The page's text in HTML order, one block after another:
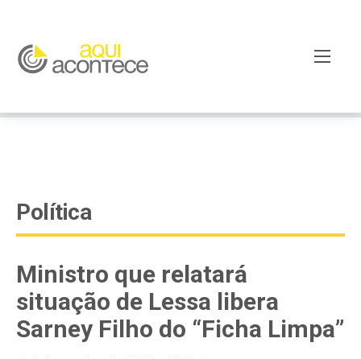
googleb82de9a22cec23e8.html
Política
Ministro que relatará
situação de Lessa libera
Sarney Filho do “Ficha Limpa”